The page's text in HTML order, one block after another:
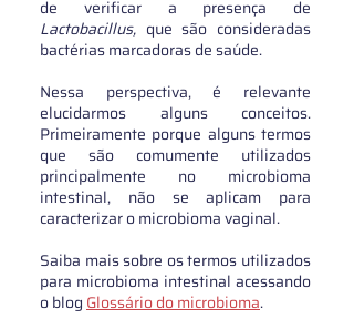
Lactobacillus, que são consideradas
bactérias marcadoras de saúde.
Nessa perspectiva, é relevante
elucidarmos alguns conceitos.
Primeiramente porque alguns termos
que são comumente utilizados
principalmente no microbioma
intestinal, não se aplicam para
caracterizar o microbioma vaginal.
Saiba mais sobre os termos utilizados
para microbioma intestinal acessando
o blog Glossário do microbioma.